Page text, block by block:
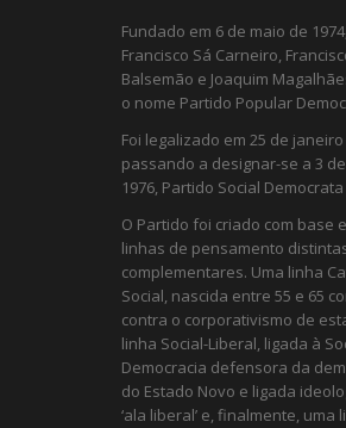
Fundado em 6 de maio de
Francisco Sá Carneiro,
Balsemão e Joaquim
o nome Partido Popular
Foi legalizado em 25 de janeiro
passando a designar-se a 3
1976, Partido Social Democrata
O Partido foi criado com base
linhas de pensamento
complementares. Uma linha
Social, nascida entre 55 e 65
contra o corporativismo de
linha Social-Liberal, ligada à
Democracia defensora da
do Estado Novo e ligada
‘ala liberal’ e, finalmente, uma